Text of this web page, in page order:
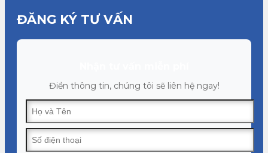
ĐĂNG KÝ TƯ VẤN
Điền thông tin, chúng tôi sẽ liên hệ ngay!